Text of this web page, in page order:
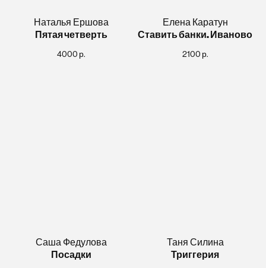
Наталья Ершова
Пятая четверть
4000 р.
Елена Каратун
Ставить банки. Иваново
2100 р.
Саша Федулова
Посадки
Таня Силина
Триггерия